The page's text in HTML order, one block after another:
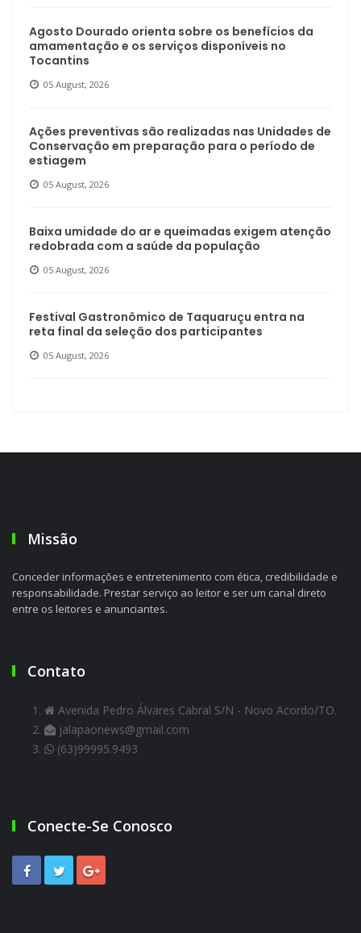
Agosto Dourado orienta sobre os benefícios da
amamentação e os serviços disponíveis no
Tocantins
05 August, 2026
Ações preventivas são realizadas nas Unidades de
Conservação em preparação para o período de
estiagem
05 August, 2026
Baixa umidade do ar e queimadas exigem atenção
redobrada com a saúde da população
05 August, 2026
Festival Gastronômico de Taquaruçu entra na
reta final da seleção dos participantes
05 August, 2026
Missão
Conceder informações e entretenimento com ética, credibilidade e
responsabilidade. Prestar serviço ao leitor e ser um canal direto
entre os leitores e anunciantes.
Contato
Avenida Pedro Álvares Cabral S/N - Novo Acordo/TO.
jalapaonews@gmail.com
(63)99995.9493
Conecte-Se Conosco